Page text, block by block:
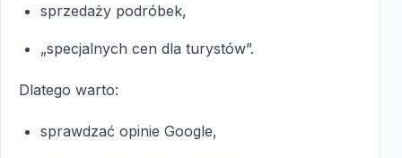
sprzedaży podróbek,
„specjalnych cen dla turystów”.
Dlatego warto:
sprawdzać opinie Google,